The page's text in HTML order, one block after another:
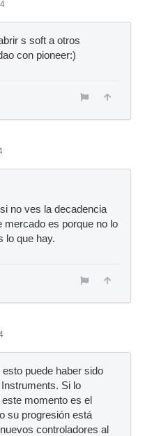
s soft a otros
con pioneer:)
no ves la decadencia
mercado es porque no lo
lo que hay.
puede haber sido
Si lo
momento es el
su progresión está
controladores al